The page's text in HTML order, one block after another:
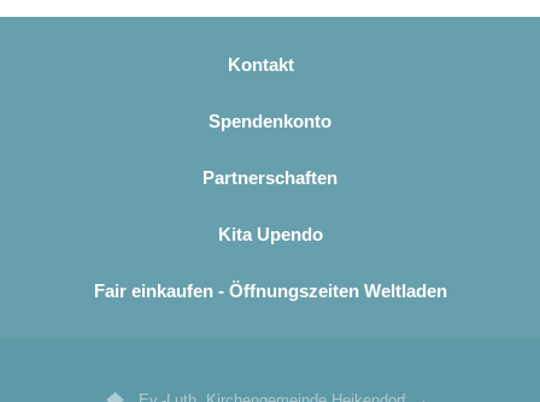
Kontakt
Spendenkonto
Partnerschaften
Kita Upendo
Fair einkaufen - Öffnungszeiten Weltladen